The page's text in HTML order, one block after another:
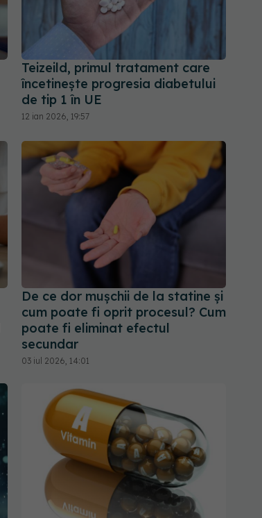
Teizeild, primul tratament care
încetinește progresia diabetului
de tip 1 în UE
12 ian 2026, 19:57
De ce dor mușchii de la statine și
cum poate fi oprit procesul? Cum
poate fi eliminat efectul
secundar
03 iul 2026, 14:01